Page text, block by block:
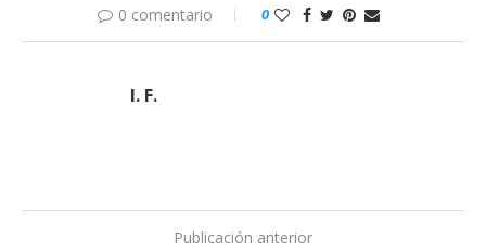
0 comentario 0
I. F.
Publicación anterior